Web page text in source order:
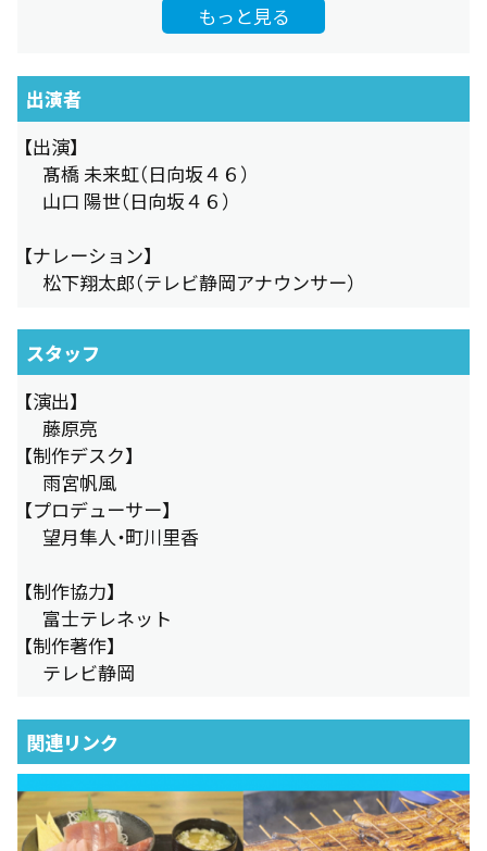
もっと見る
出演者
【出演】
髙橋 未来虹（日向坂４６）
山口 陽世（日向坂４６）
【ナレーション】
松下翔太郎（テレビ静岡アナウンサー）
スタッフ
【演出】
藤原亮
【制作デスク】
雨宮帆風
【プロデューサー】
望月隼人・町川里香
【制作協力】
富士テレネット
【制作著作】
テレビ静岡
関連リンク